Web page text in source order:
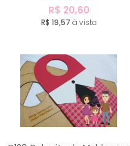
R$ 20,60
R$ 19,57 à vista